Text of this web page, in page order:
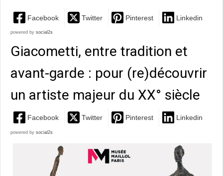
Facebook Twitter Pinterest Linkedin
powered by social2s
Giacometti, entre tradition et
avant-garde : pour (re)découvrir
un artiste majeur du XX° siècle
Facebook Twitter Pinterest Linkedin
powered by social2s